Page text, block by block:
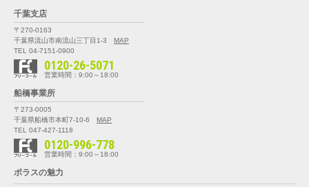
千葉支店
〒270-0163
千葉県流山市南流山三丁目1-3
MAP
TEL 04-7151-0900
0120-26-5071
営業時間：9:00～18:00
船橋事業所
〒273-0005
千葉県船橋市本町7-10-6
MAP
TEL 047-427-1118
0120-996-778
営業時間：9:00～18:00
ポラスの魅力